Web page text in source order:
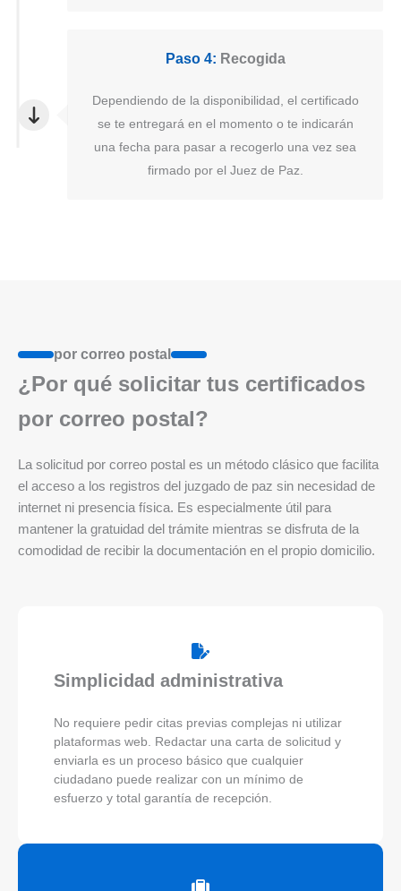
Paso 4: Recogida
Dependiendo de la disponibilidad, el certificado
se te entregará en el momento o te indicarán
una fecha para pasar a recogerlo una vez sea
firmado por el Juez de Paz.
por correo postal
¿Por qué solicitar tus certificados
por correo postal?
La solicitud por correo postal es un método clásico que facilita
el acceso a los registros del juzgado de paz sin necesidad de
internet ni presencia física. Es especialmente útil para
mantener la gratuidad del trámite mientras se disfruta de la
comodidad de recibir la documentación en el propio domicilio.
Simplicidad administrativa
No requiere pedir citas previas complejas ni utilizar
plataformas web. Redactar una carta de solicitud y
enviarla es un proceso básico que cualquier
ciudadano puede realizar con un mínimo de
esfuerzo y total garantía de recepción.